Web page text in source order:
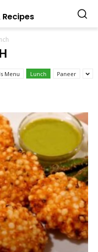
Menu Lunch Paneer